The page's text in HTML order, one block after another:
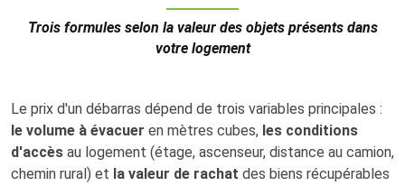
Trois formules selon la valeur des objets présents dans
votre logement
Le prix d'un débarras dépend de trois variables principales :
le volume à évacuer en mètres cubes, les conditions
d'accès au logement (étage, ascenseur, distance au camion,
chemin rural) et la valeur de rachat des biens récupérables